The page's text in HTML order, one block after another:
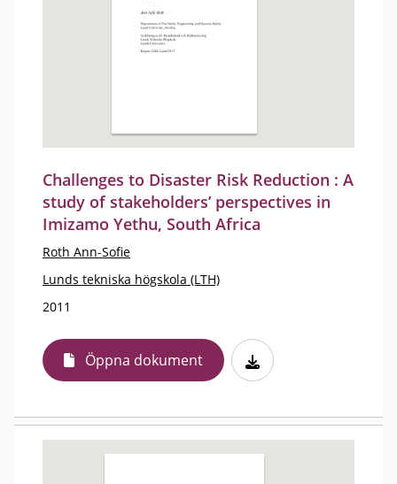
Challenges to Disaster Risk Reduction : A
study of stakeholders’ perspectives in
Imizamo Yethu, South Africa
Roth Ann-Sofie
Lunds tekniska högskola (LTH)
2011
Öppna dokument